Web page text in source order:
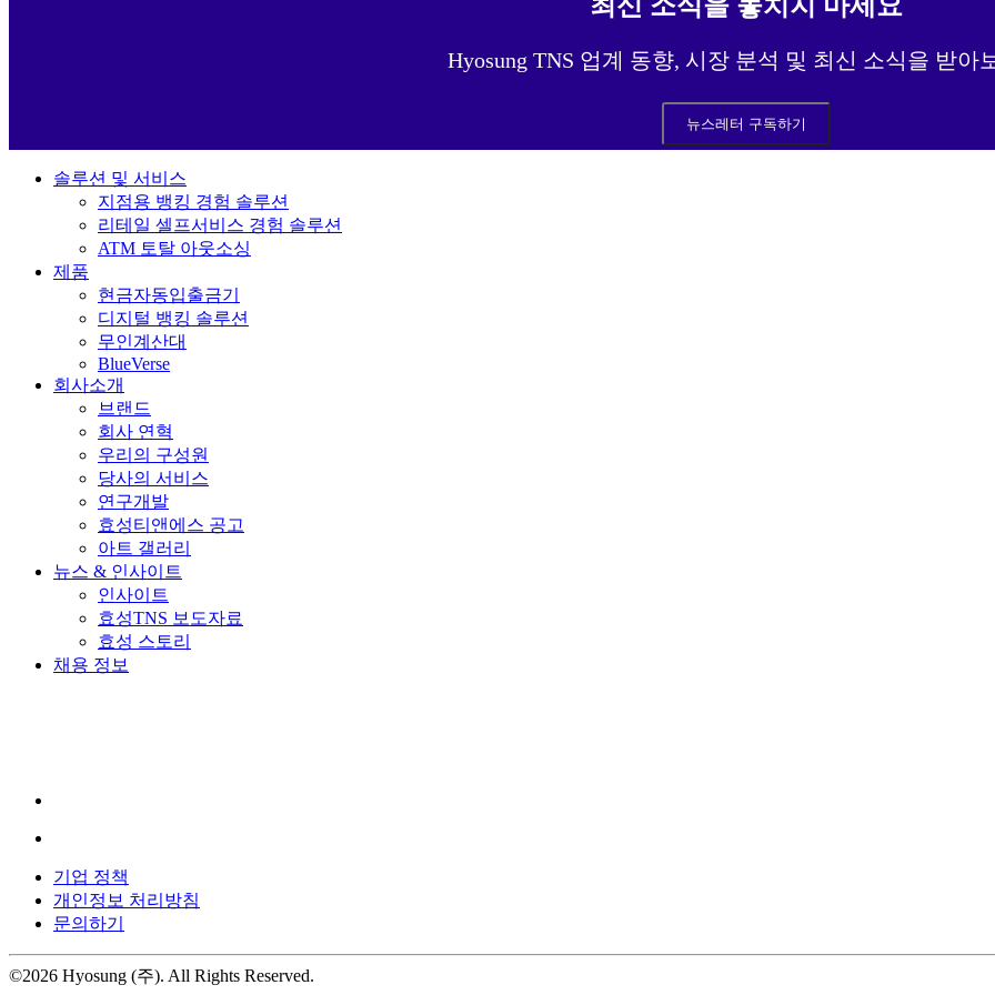
Hyosung TNS 업계 동향, 시장 분석 및 최신 소식을 받아
뉴스레터 구독하기
솔루션 및 서비스
지점용 뱅킹 경험 솔루션
리테일 셀프서비스 경험 솔루션
ATM 토탈 아웃소싱
제품
현금자동입출금기
디지털 뱅킹 솔루션
무인계산대
BlueVerse
회사소개
브랜드
회사 연혁
우리의 구성원
당사의 서비스
연구개발
효성티앤에스 공고
아트 갤러리
뉴스 & 인사이트
인사이트
효성TNS 보도자료
효성 스토리
채용 정보
니
다.
창
에
서
열
립
기업 정책
개인정보 처리방침
문의하기
©2026 Hyosung (주). All Rights Reserved.